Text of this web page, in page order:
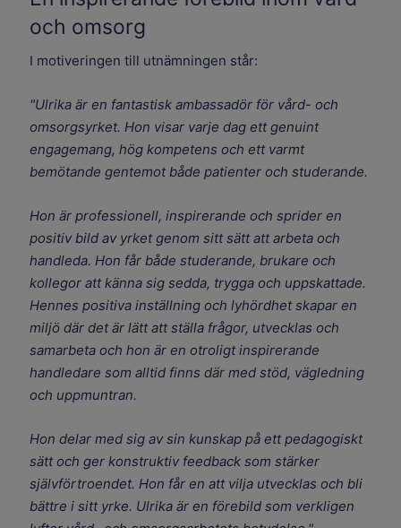
och omsorg
I motiveringen till utnämningen står:
"Ulrika är en fantastisk ambassadör för vård- och
omsorgsyrket. Hon visar varje dag ett genuint
engagemang, hög kompetens och ett varmt
bemötande gentemot både patienter och studerande.
Hon är professionell, inspirerande och sprider en
positiv bild av yrket genom sitt sätt att arbeta och
handleda. Hon får både studerande, brukare och
kollegor att känna sig sedda, trygga och uppskattade.
Hennes positiva inställning och lyhördhet skapar en
miljö där det är lätt att ställa frågor, utvecklas och
samarbeta och hon är en otroligt inspirerande
handledare som alltid finns där med stöd, vägledning
och uppmuntran.
Hon delar med sig av sin kunskap på ett pedagogiskt
sätt och ger konstruktiv feedback som stärker
självförtroendet. Hon får en att vilja utvecklas och bli
bättre i sitt yrke. Ulrika är en förebild som verkligen